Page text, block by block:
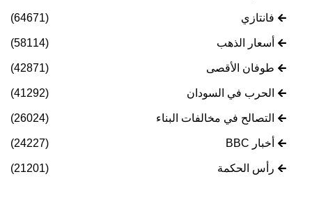
فانتازي (64671)
أسعار الذهب (58114)
طوفان الأقصى (42871)
الحرب في السودان (41292)
التصالح في مخالفات البناء (26024)
أخبار BBC (24227)
رأس الحكمة (21201)